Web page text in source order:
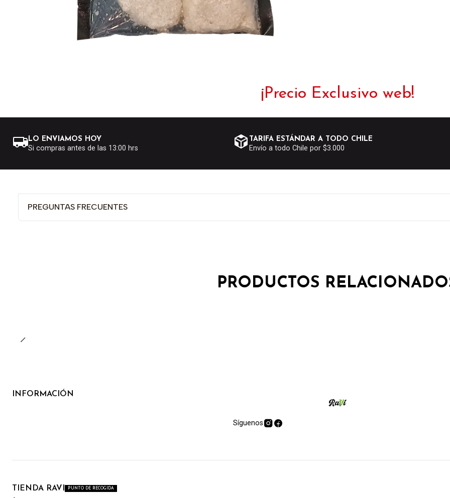
¡Precio Exclusivo web!
LO ENVIAMOS HOY
Si compras antes de las 13:00 hrs
TARIFA ESTÁNDAR A TODO CHILE
Envío a todo Chile por $3.000
PREGUNTAS FRECUENTES
PRODUCTOS
INFORMACIÓN
Síguenos
TIENDA RAVI PUNTO DE RECOGIDA